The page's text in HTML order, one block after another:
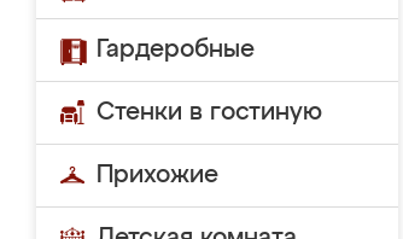
Гардеробные
Стенки в гостиную
Прихожие